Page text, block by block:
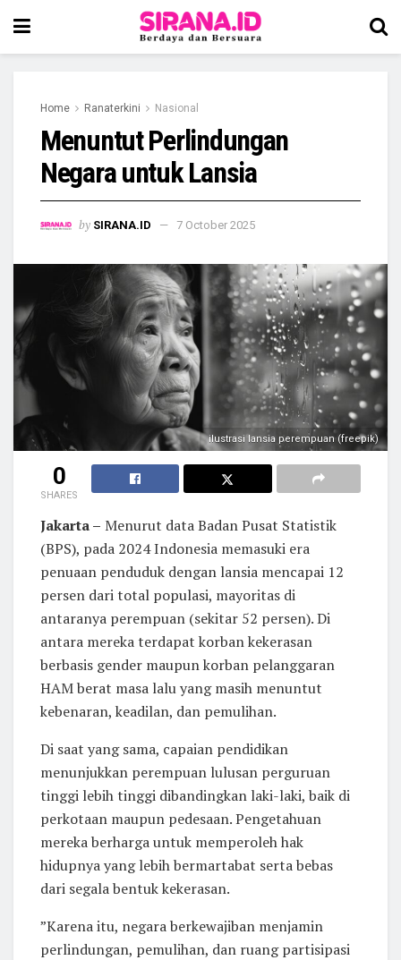
Home Ranaterkini Nasional
Menuntut Perlindungan
Negara untuk Lansia
by SIRANA.ID 7 October 2025
ilustrasi lansia perempuan (freepik)
0
SHARES
Jakarta – Menurut data Badan Pusat Statistik
(BPS), pada 2024 Indonesia memasuki era
penuaan penduduk dengan lansia mencapai 12
persen dari total populasi, mayoritas di
antaranya perempuan (sekitar 52 persen). Di
antara mereka terdapat korban kekerasan
berbasis gender maupun korban pelanggaran
HAM berat masa lalu yang masih menuntut
kebenaran, keadilan, dan pemulihan.
Di saat yang sama, capaian pendidikan
menunjukkan perempuan lulusan perguruan
tinggi lebih tinggi dibandingkan laki-laki, baik di
perkotaan maupun pedesaan. Pengetahuan
mereka berharga untuk memperoleh hak
hidupnya yang lebih bermartabat serta bebas
dari segala bentuk kekerasan.
”Karena itu, negara berkewajiban menjamin
perlindungan, pemulihan, dan ruang partisipasi